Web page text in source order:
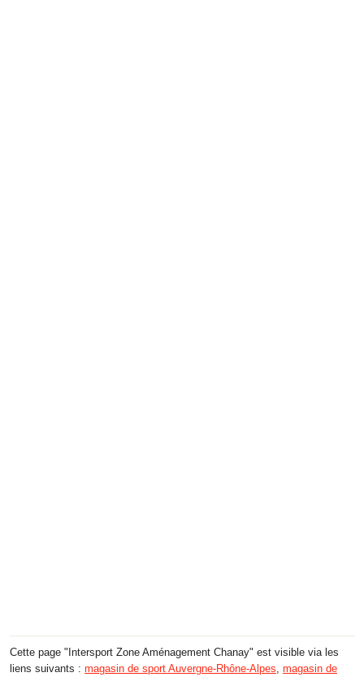
Cette page "Intersport Zone Aménagement Chanay" est visible via les
liens suivants : magasin de sport Auvergne-Rhône-Alpes magasin de